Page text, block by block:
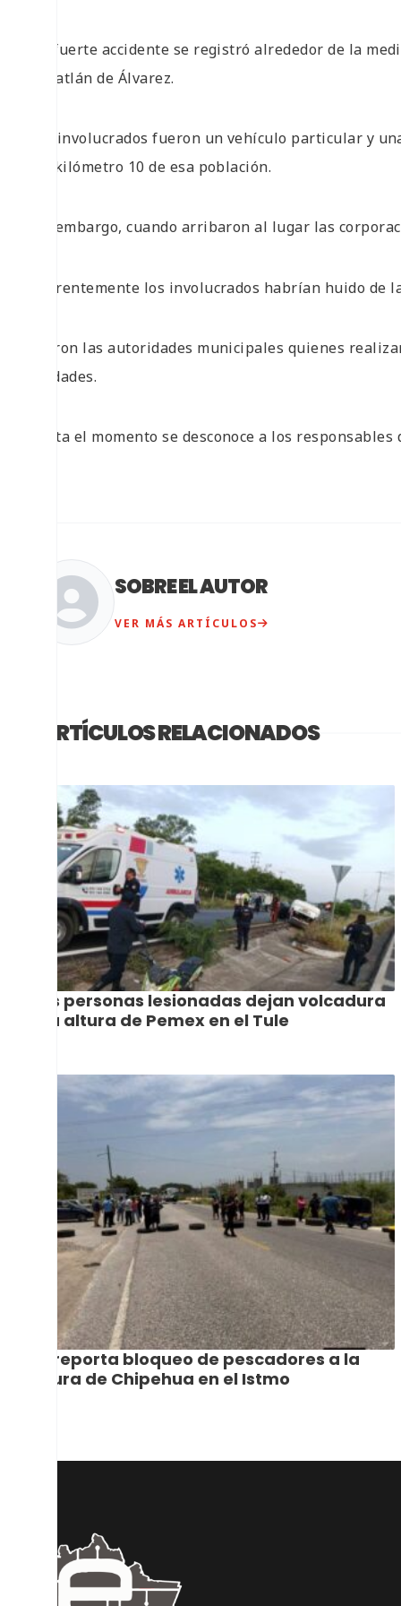
Un fuerte accidente se registró alrededor de la
Zimatlán de Álvarez.
Los involucrados fueron un vehículo particular y
del kilómetro 10 de esa población.
Sin embargo, cuando arribaron al lugar las
Aparentemente los involucrados habrían huido de
Fueron las autoridades municipales quienes
unidades.
Hasta el momento se desconoce a los
SOBRE EL AUTOR
VER MÁS ARTÍCULOS
ARTÍCULOS RELACIONADOS
Dos personas lesionadas dejan volcadura
a la altura de Pemex en el Tule
Se reporta bloqueo de pescadores a la
altura de Chipehua en el Istmo